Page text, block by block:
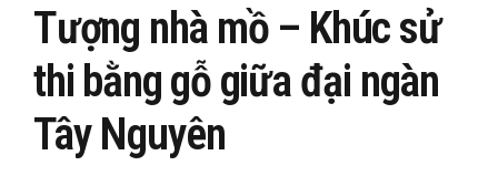
Tượng nhà mồ – Khúc sử
thi bằng gỗ giữa đại ngàn
Tây Nguyên